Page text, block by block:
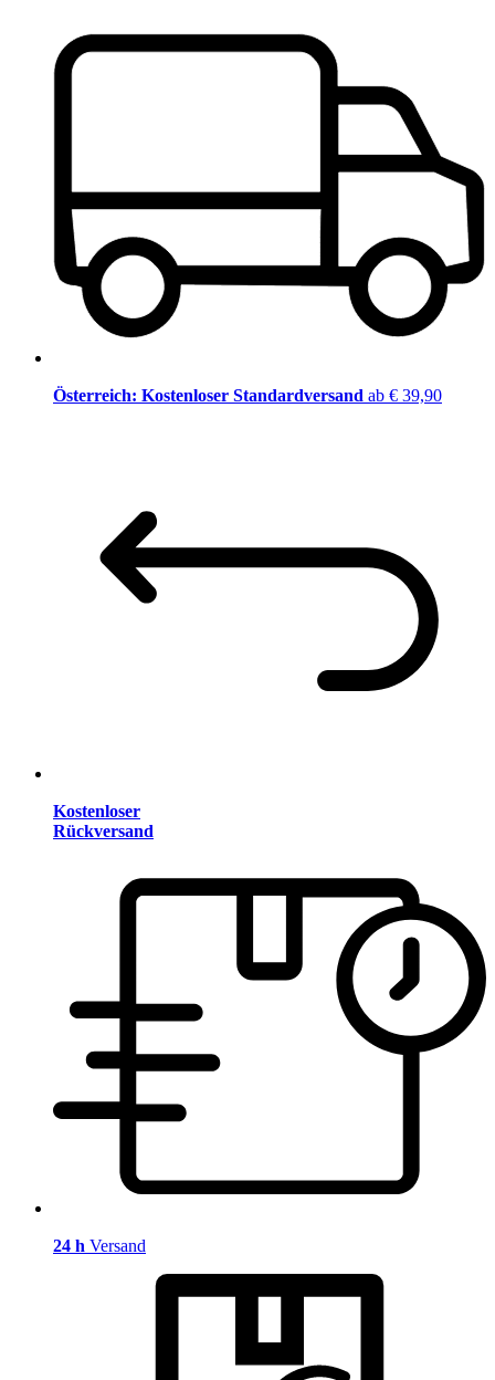
Österreich: Kostenloser Standardversand ab € 39,90
Kostenloser
Rückversand
24 h Versand